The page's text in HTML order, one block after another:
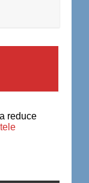
reduce